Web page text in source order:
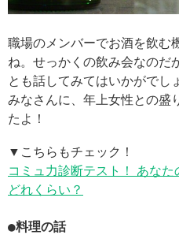
職場のメンバーでお酒を飲む
ね。せっかくの飲み会なのだ
とも話してみてはいかがでし
みなさんに、年上女性との盛
たよ！
▼こちらもチェック！
コミュ力診断テスト！ あな
どれくらい？
●料理の話